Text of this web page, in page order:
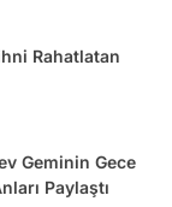
Rahatlatan
Geminin Gece
Paylaştı